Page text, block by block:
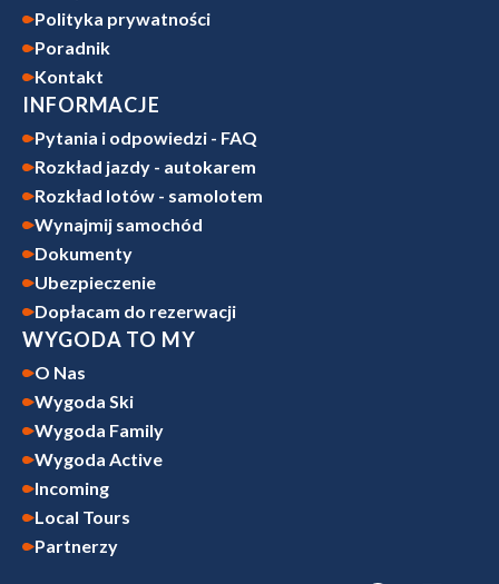
Polityka prywatności
Poradnik
Kontakt
INFORMACJE
Pytania i odpowiedzi - FAQ
Rozkład jazdy - autokarem
Rozkład lotów - samolotem
Wynajmij samochód
Dokumenty
Ubezpieczenie
Dopłacam do rezerwacji
WYGODA TO MY
O Nas
Wygoda Ski
Wygoda Family
Wygoda Active
Incoming
Local Tours
Partnerzy